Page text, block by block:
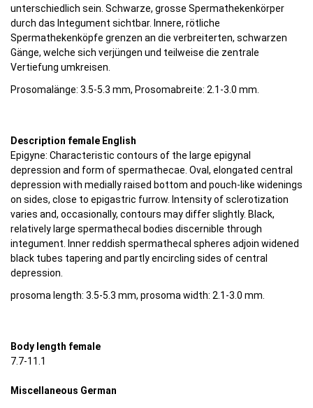
unterschiedlich sein. Schwarze, grosse Spermathekenkörper
durch das Integument sichtbar. Innere, rötliche
Spermathekenköpfe grenzen an die verbreiterten, schwarzen
Gänge, welche sich verjüngen und teilweise die zentrale
Vertiefung umkreisen.
Prosomalänge: 3.5-5.3 mm, Prosomabreite: 2.1-3.0 mm.
Description female English
Epigyne: Characteristic contours of the large epigynal
depression and form of spermathecae. Oval, elongated central
depression with medially raised bottom and pouch-like widenings
on sides, close to epigastric furrow. Intensity of sclerotization
varies and, occasionally, contours may differ slightly. Black,
relatively large spermathecal bodies discernible through
integument. Inner reddish spermathecal spheres adjoin widened
black tubes tapering and partly encircling sides of central
depression.
prosoma length: 3.5-5.3 mm, prosoma width: 2.1-3.0 mm.
Body length female
7.7-11.1
Miscellaneous German